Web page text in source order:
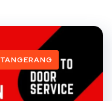
TANGERANG